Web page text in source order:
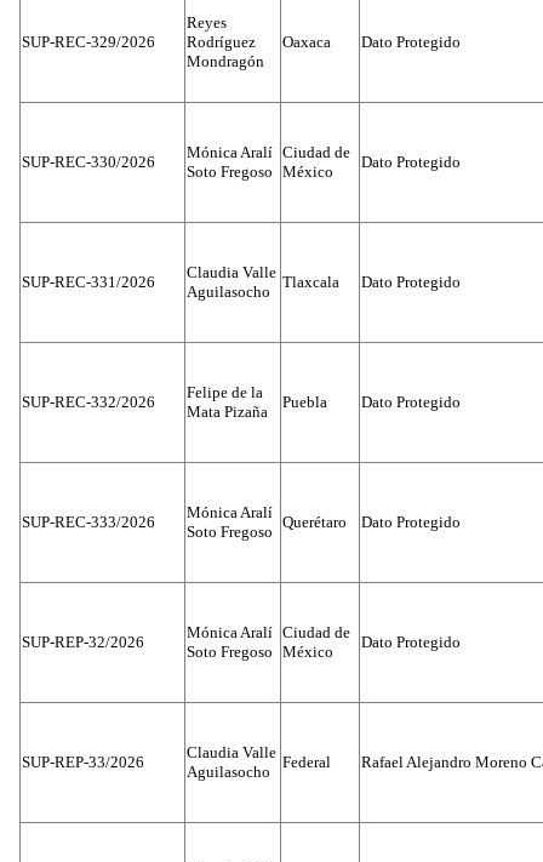
SUP-REC-329/2026
Reyes
Rodríguez
Mondragón
Oaxaca Dato Protegido
SUP-REC-330/2026
Mónica Aralí
Soto Fregoso
Ciudad de
México
Dato Protegido
SUP-REC-331/2026
Claudia Valle
Aguilasocho
Tlaxcala Dato Protegido
SUP-REC-332/2026
Felipe de la
Mata Pizaña
Puebla Dato Protegido
SUP-REC-333/2026
Mónica Aralí
Soto Fregoso
Querétaro Dato Protegido
SUP-REP-32/2026
Mónica Aralí
Soto Fregoso
Ciudad de
México
Dato Protegido
SUP-REP-33/2026
Claudia Valle
Aguilasocho
Federal Rafael Alejandro Moreno